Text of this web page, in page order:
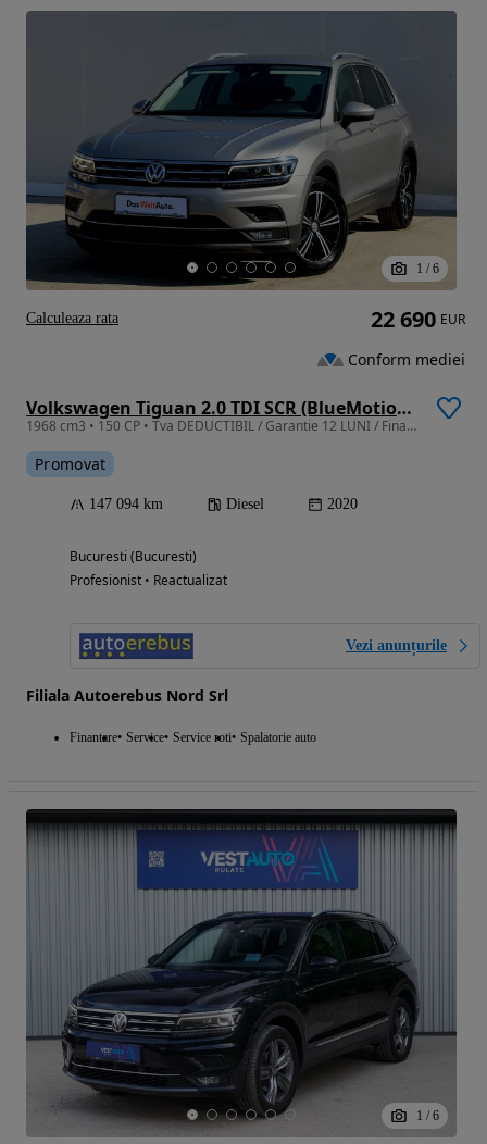
1 / 6
Volkswagen Tiguan 2.0 TDI SCR (BlueMotion Technology) DSG Highline
1968 cm3 • 150 CP • Tva DEDUCTIBIL / Garantie 12 LUNI / Finantare
Promovat
147 094 km Diesel 2020
Bucuresti (Bucuresti)
Profesionist • Reactualizat
Vezi anunțurile
Filiala Autoerebus Nord Srl
Finantare Service Service roti Spalatorie auto
22 690 EUR
Conform mediei
Calculeaza rata
1 / 6